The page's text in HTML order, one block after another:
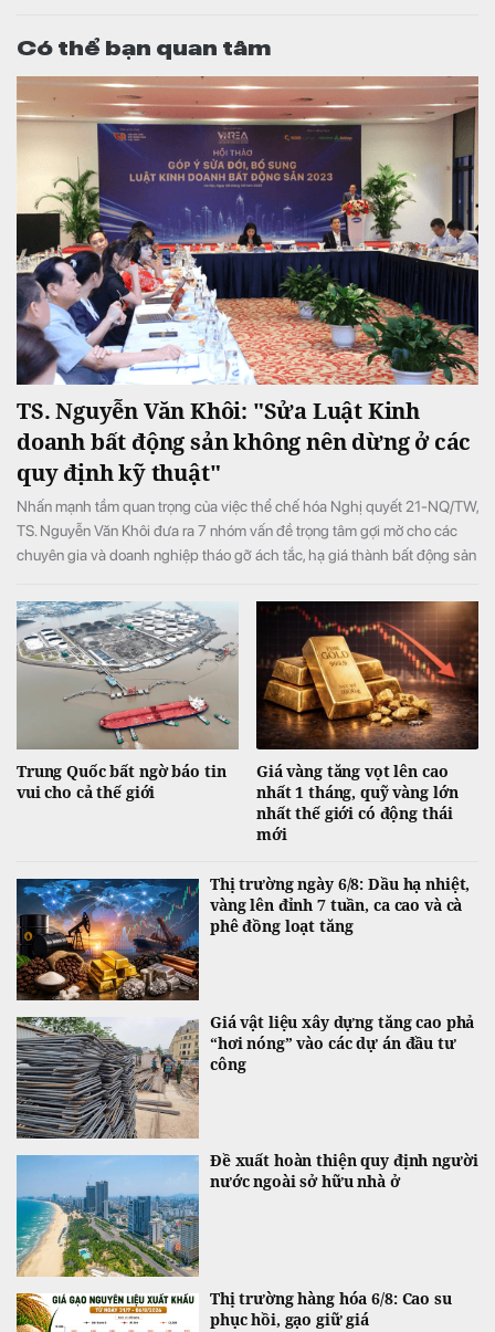
Có thể bạn quan tâm
TS. Nguyễn Văn Khôi: "Sửa Luật Kinh
doanh bất động sản không nên dừng ở các
quy định kỹ thuật"
Nhấn mạnh tầm quan trọng của việc thể chế hóa Nghị quyết 21-NQ/TW,
TS. Nguyễn Văn Khôi đưa ra 7 nhóm vấn đề trọng tâm gợi mở cho các
chuyên gia và doanh nghiệp tháo gỡ ách tắc, hạ giá thành bất động sản
Trung Quốc bất ngờ báo tin
vui cho cả thế giới
Giá vàng tăng vọt lên cao
nhất 1 tháng, quỹ vàng lớn
nhất thế giới có động thái
mới
Thị trường ngày 6/8: Dầu hạ nhiệt,
vàng lên đỉnh 7 tuần, ca cao và cà
phê đồng loạt tăng
Giá vật liệu xây dựng tăng cao phả
“hơi nóng” vào các dự án đầu tư
công
Đề xuất hoàn thiện quy định người
nước ngoài sở hữu nhà ở
Thị trường hàng hóa 6/8: Cao su
phục hồi, gạo giữ giá